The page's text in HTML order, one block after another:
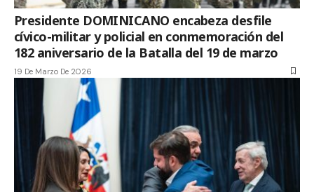
Presidente DOMINICANO encabeza desfile
cívico-militar y policial en conmemoración del
182 aniversario de la Batalla del 19 de marzo
19 De Marzo De 2026